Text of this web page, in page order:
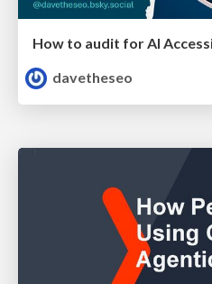
davetheseo